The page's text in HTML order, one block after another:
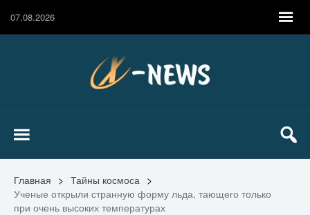
07.08.2026
Главная > Тайны космоса >
Ученые открыли странную форму льда, тающего только
при очень высоких температурах